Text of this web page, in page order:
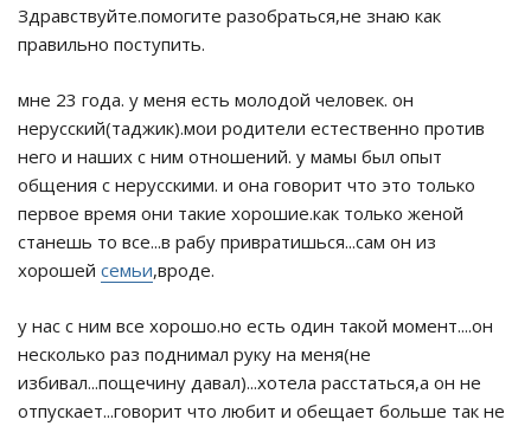
Здравствуйте.помогите разобраться,не знаю как
правильно поступить.
мне 23 года. у меня есть молодой человек. он
нерусский(таджик).мои родители естественно против
него и наших с ним отношений. у мамы был опыт
общения с нерусскими. и она говорит что это только
первое время они такие хорошие.как только женой
станешь то все...в рабу привратишься...сам он из
хорошей семьи,вроде.
у нас с ним все хорошо.но есть один такой момент....он
несколько раз поднимал руку на меня(не
избивал...пощечину давал)...хотела расстаться,а он не
отпускает...говорит что любит и обещает больше так не